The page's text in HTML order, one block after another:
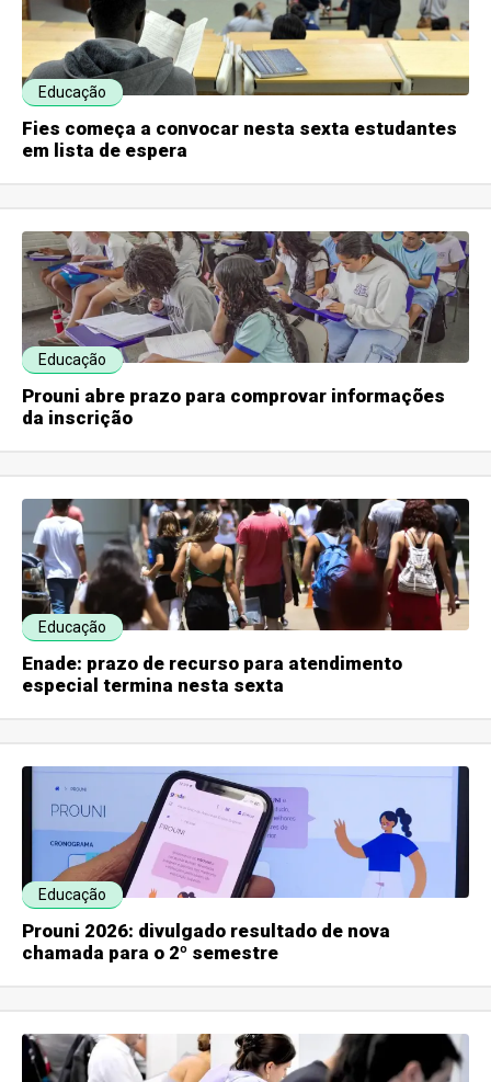
Educação
Fies começa a convocar nesta sexta estudantes
em lista de espera
Educação
Prouni abre prazo para comprovar informações
da inscrição
Educação
Enade: prazo de recurso para atendimento
especial termina nesta sexta
Educação
Prouni 2026: divulgado resultado de nova
chamada para o 2º semestre